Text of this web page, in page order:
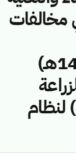
مخالفات
(42747647/ق/1443هـ)
لنظام